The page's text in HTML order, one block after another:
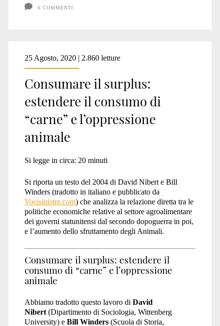
6 COMMENTI
25 Agosto, 2020 | 2.860 letture
Consumare il surplus:
estendere il consumo di
“carne” e l’oppressione
animale
Si legge in circa: 20 minuti
Si riporta un testo del 2004 di David Nibert e Bill
Winders (tradotto in italiano e pubblicato da
Vocisinistre.com) che analizza la relazione diretta tra le
politiche economiche relative al settore agroalimentare
dei governi statunitensi dal secondo dopoguerra in poi,
e l’aumento dello sfruttamento degli Animali.
Consumare il surplus: estendere il
consumo di “carne” e l’oppressione
animale
Abbiamo tradotto questo lavoro di David
Nibert(Dipartimento di Sociologia, Wittenberg
University) e Bill Winders(Scuola di Storia,